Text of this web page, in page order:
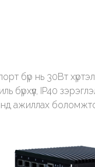
бүр нь 30Вт
IP40
ажиллах